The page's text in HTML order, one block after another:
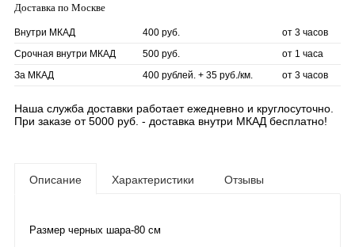
Доставка по Москве
Внутри МКАД 400 руб.
от 3 часов
Срочная внутри МКАД
500 руб.
от 1 часа
За МКАД
400 рублей. + 35 руб./км. от 3 часов
Наша служба доставки работает ежедневно и круглосуточно.
При заказе от 5000 руб. - доставка внутри МКАД бесплатно!
Описание Характеристики Отзывы
Размер черных шара-80 см